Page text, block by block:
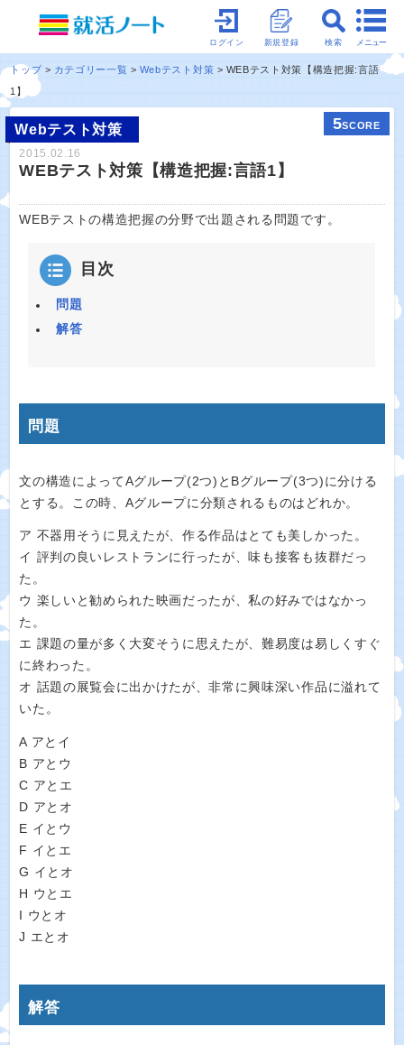
メニュー
検索
新規登録
ログイン
トップ カテゴリー一覧 Webテスト対策
WEBテスト対策【構造把握:言語
1】
Webテスト対策 5SCORE
2015.02.16
WEBテスト対策【構造把握:言語1】
WEBテストの構造把握の分野で出題される問題です。
目次
問題
解答
問題
文の構造によってAグループ(2つ)とBグループ(3つ)に分ける
とする。この時、Aグループに分類されるものはどれか。
ア 不器用そうに見えたが、作る作品はとても美しかった。
イ 評判の良いレストランに行ったが、味も接客も抜群だっ
た。
ウ 楽しいと勧められた映画だったが、私の好みではなかっ
た。
エ 課題の量が多く大変そうに思えたが、難易度は易しくすぐ
に終わった。
オ 話題の展覧会に出かけたが、非常に興味深い作品に溢れて
いた。
A アとイ
B アとウ
C アとエ
D アとオ
E イとウ
F イとエ
G イとオ
H ウとエ
I ウとオ
J エとオ
解答